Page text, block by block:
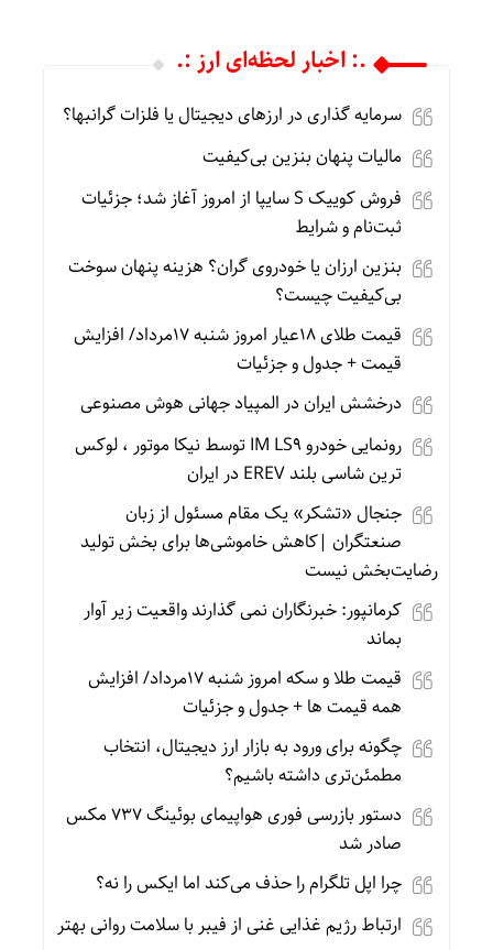
.: اخبار لحظه‌ای ارز :.
سرمایه گذاری در ارزهای دیجیتال یا فلزات گرانبها؟
مالیات پنهان بنزین بی‌کیفیت
فروش کوییک S سایپا از امروز آغاز شد؛ جزئیات
ثبت‌نام و شرایط
بنزین ارزان یا خودروی گران؟ هزینه پنهان سوخت
بی‌کیفیت چیست؟
قیمت طلای 18عیار امروز شنبه 17مرداد/ افزایش
قیمت + جدول و جزئیات
درخشش ایران در المپیاد جهانی هوش مصنوعی
رونمایی خودرو IM LS9 توسط نیکا موتور ، لوکس
ترین شاسی بلند EREV در ایران
جنجال «تشکر» یک مقام مسئول از زبان
صنعتگران |کاهش خاموشی‌ها برای بخش تولید
رضایت‌بخش نیست
کرمانپور: خبرنگاران نمی گذارند واقعیت زیر آوار
بماند
قیمت طلا و سکه امروز شنبه 17مرداد/ افزایش
همه قیمت ها + جدول و جزئیات
چگونه برای ورود به بازار ارز دیجیتال، انتخاب
مطمئن‌تری داشته باشیم؟
دستور بازرسی فوری هواپیمای بوئینگ ۷۳۷ مکس
صادر شد
چرا اپل تلگرام را حذف می‌کند اما ایکس را نه؟
ارتباط رژیم غذایی غنی از فیبر با سلامت روانی بهتر